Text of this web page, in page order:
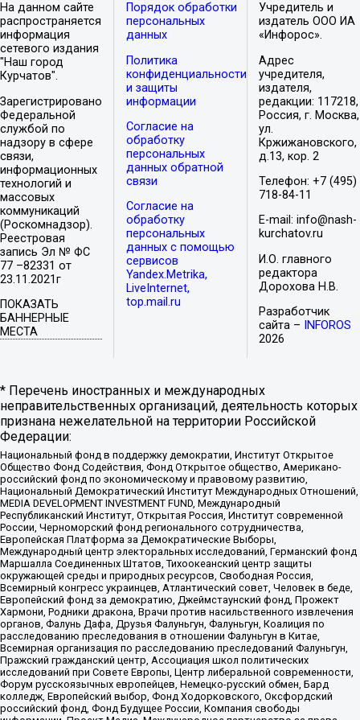
На данном сайте
распространяется
информация
сетевого издания
"Наш город
Курчатов".
Зарегистрировано
Федеральной
службой по
надзору в сфере
связи,
информационных
технологий и
массовых
коммуникаций
(Роскомнадзор).
Реестровая
запись Эл № ФС
77 –82331 от
23.11.2021г
ПОКАЗАТЬ
БАННЕРНЫЕ
МЕСТА
Порядок обработки
персональных
данных
Политика
конфиденциальности
и защиты
информации
Согласие на
обработку
персональных
данных обратной
связи
Согласие на
обработку
персональных
данных с помощью
сервисов
Yandex.Metrika,
LiveInternet,
top.mail.ru
Учредитель и
издатель ООО ИА
«Инфорос».
Адрес
учредителя,
издателя,
редакции: 117218,
Россия, г. Москва,
ул.
Кржижановского,
д.13, кор. 2
Телефон: +7 (495)
718-84-11
E-mail: info@nash-
kurchatov.ru
И.О. главного
редактора
Дорохова Н.В.
Разработчик
сайта –
INFOROS
2026
* Перечень иностранных и международных
неправительственных организаций, деятельность которых
признана нежелательной на территории Российской
Федерации:
Национальный фонд в поддержку демократии, Институт Открытое
Общество Фонд Содействия, Фонд Открытое общество, Американо-
российский фонд по экономическому и правовому развитию,
Национальный Демократический Институт Международных Отношений,
MEDIA DEVELOPMENT INVESTMENT FUND, Международный
Республиканский Институт, Открытая Россия, Институт современной
России, Черноморский фонд регионального сотрудничества,
Европейская Платформа за Демократические Выборы,
Международный центр электоральных исследований, Германский фонд
Маршалла Соединенных Штатов, Тихоокеанский центр защиты
окружающей среды и природных ресурсов, Свободная Россия,
Всемирный конгресс украинцев, Атлантический совет, Человек в беде,
Европейский фонд за демократию, Джеймстаунский фонд, Прожект
Хармони, Родники дракона, Врачи против насильственного извлечения
органов, Фалунь Дафа, Друзья Фалуньгун, Фалуньгун, Коалиция по
расследованию преследования в отношении Фалуньгун в Китае,
Всемирная организация по расследованию преследований Фалуньгун,
Пражский гражданский центр, Ассоциация школ политических
исследований при Совете Европы, Центр либеральной современности,
Форум русскоязычных европейцев, Немецко-русский обмен, Бард
колледж, Европейский выбор, Фонд Ходорковского, Оксфордский
российский фонд, Фонд Будущее России, Компания свободы